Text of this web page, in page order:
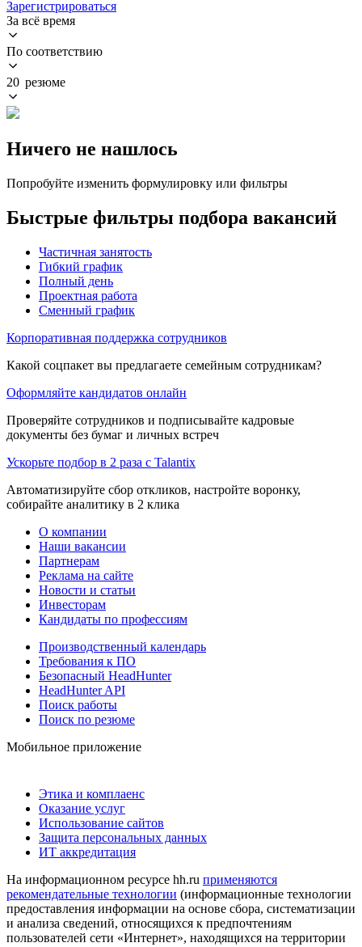
Зарегистрироваться
За всё время
По соответствию
20 резюме
Ничего не нашлось
Попробуйте изменить формулировку или фильтры
Быстрые фильтры подбора вакансий
Частичная занятость
Гибкий график
Полный день
Проектная работа
Сменный график
Корпоративная поддержка сотрудников
Какой соцпакет вы предлагаете семейным сотрудникам?
Оформляйте кандидатов онлайн
Проверяйте сотрудников и подписывайте кадровые
документы без бумаг и личных встреч
Ускорьте подбор в 2 раза с Talantix
Автоматизируйте сбор откликов, настройте воронку,
собирайте аналитику в 2 клика
О компании
Наши вакансии
Партнерам
Реклама на сайте
Новости и статьи
Инвесторам
Кандидаты по профессиям
Производственный календарь
Требования к ПО
Безопасный HeadHunter
HeadHunter API
Поиск работы
Поиск по резюме
Мобильное приложение
Этика и комплаенс
Оказание услуг
Использование сайтов
Защита персональных данных
ИТ аккредитация
На информационном ресурсе hh.ru применяются
рекомендательные технологии (информационные технологии
предоставления информации на основе сбора, систематизации
и анализа сведений, относящихся к предпочтениям
пользователей сети «Интернет», находящихся на территории